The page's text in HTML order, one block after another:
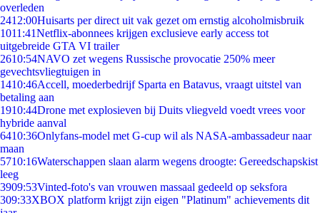
overleden
2412:00Huisarts per direct uit vak gezet om ernstig alcoholmisbruik
1011:41Netflix-abonnees krijgen exclusieve early access tot
uitgebreide GTA VI trailer
2610:54NAVO zet wegens Russische provocatie 250% meer
gevechtsvliegtuigen in
1410:46Accell, moederbedrijf Sparta en Batavus, vraagt uitstel van
betaling aan
1910:44Drone met explosieven bij Duits vliegveld voedt vrees voor
hybride aanval
6410:36Onlyfans-model met G-cup wil als NASA-ambassadeur naar
maan
5710:16Waterschappen slaan alarm wegens droogte: Gereedschapskist
leeg
3909:53Vinted-foto's van vrouwen massaal gedeeld op seksfora
309:33XBOX platform krijgt zijn eigen "Platinum" achievements dit